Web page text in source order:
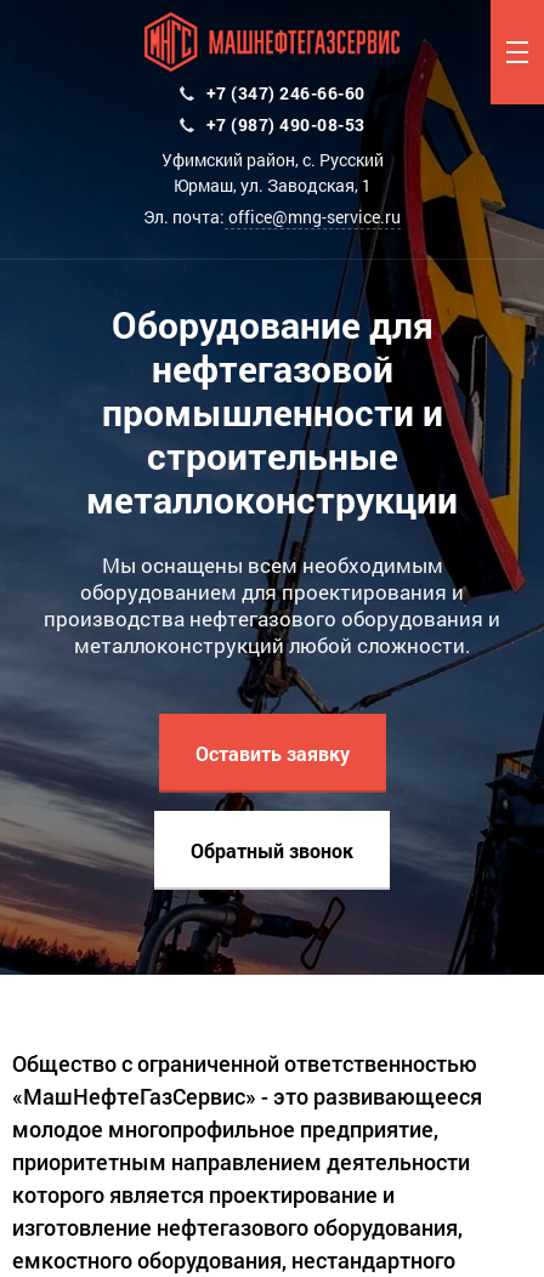
+7 (347) 246-66-60
+7 (987) 490-08-53
Уфимский район, с. Русский
Юрмаш, ул. Заводская, 1
Эл. почта: office@mng-service.ru
Оборудование для
нефтегазовой
промышленности и
строительные
металлоконструкции
Мы оснащены всем необходимым
оборудованием для проектирования и
производства нефтегазового оборудования и
металлоконструкций любой сложности.
Оставить заявку
Обратный звонок
Общество с ограниченной ответственностью
«МашНефтеГазСервис» - это развивающееся
молодое многопрофильное предприятие,
приоритетным направлением деятельности
которого является проектирование и
изготовление нефтегазового оборудования,
емкостного оборудования, нестандартного